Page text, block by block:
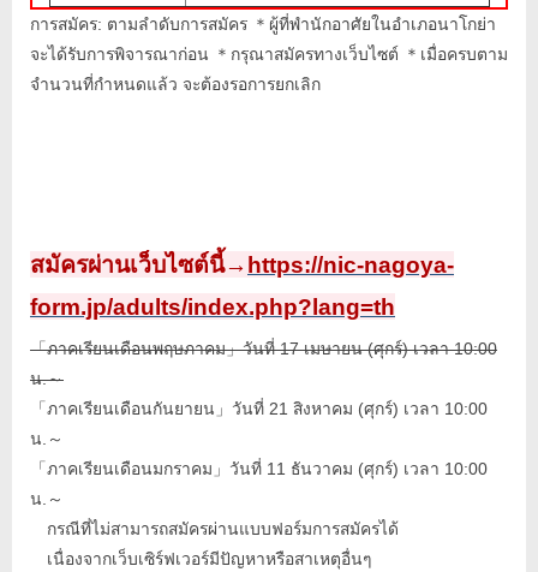
การสมัคร: ตามลำดับการสมัคร ＊ผู้ที่พำนักอาศัยในอำเภอนาโกย่า
จะได้รับการพิจารณาก่อน ＊กรุณาสมัครทางเว็บไซต์ ＊เมื่อครบตาม
จำนวนที่กำหนดแล้ว จะต้องรอการยกเลิก
สมัครผ่านเว็บไซต์นี้→ https://nic-nagoya-
form.jp/adults/index.php?lang=th
「ภาคเรียนเดือนพฤษภาคม」วันที่ 17 เมษายน (ศุกร์) เวลา 10:00
น.～
「ภาคเรียนเดือนกันยายน」วันที่ 21 สิงหาคม (ศุกร์) เวลา 10:00
น.～
「ภาคเรียนเดือนมกราคม」วันที่ 11 ธันวาคม (ศุกร์) เวลา 10:00
น.～
กรณีที่ไม่สามารถสมัครผ่านแบบฟอร์มการสมัครได้
เนื่องจากเว็บเซิร์ฟเวอร์มีปัญหาหรือสาเหตุอื่นๆ